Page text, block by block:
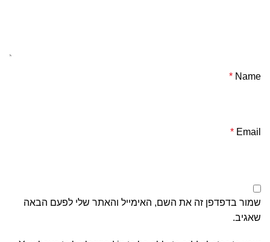
Name
*
Email
*
שמור בדפדפן זה את השם, האימייל והאתר שלי לפעם הבאה
שאגיב.